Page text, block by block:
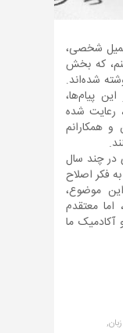
شخصی،
می‌کنم، که بخش
شده‌اند.
پیام‌ها،
رعایت شده
همکارانم
در چند سال
فکر اصلاح
موضوع،
معتقدم
آکادمیک ما